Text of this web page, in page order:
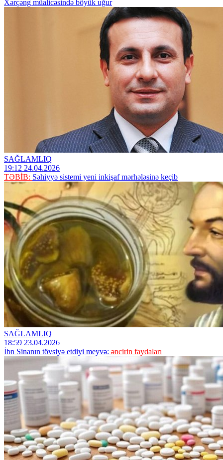
X​ərçəng müalicəsində böyük uğur
SAĞLAMLIQ
19:12 24.04.2026
TƏBİB: Səhiyyə sistemi yeni inkişaf mərhələsinə keçib
SAĞLAMLIQ
18:59 23.04.2026
İbn Sinanın tövsiyə etdiyi meyvə: əncirin faydaları